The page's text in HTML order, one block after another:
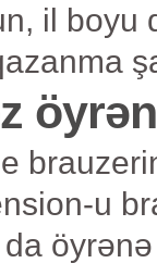
il boyu
u